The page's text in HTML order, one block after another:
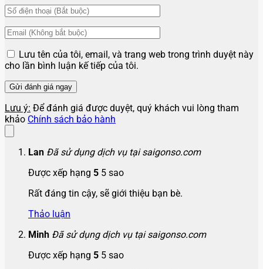
Lưu tên của tôi, email, và trang web trong trình duyệt này
cho lần bình luận kế tiếp của tôi.
Lưu ý: Để đánh giá được duyệt, quý khách vui lòng tham
khảo Chính sách bảo hành
Lan Đã sử dụng dịch vụ tại saigonso.com
Được xếp hạng 5 5 sao
Rất đáng tin cậy, sẽ giới thiệu bạn bè.
Thảo luận
Minh Đã sử dụng dịch vụ tại saigonso.com
Được xếp hạng 5 5 sao